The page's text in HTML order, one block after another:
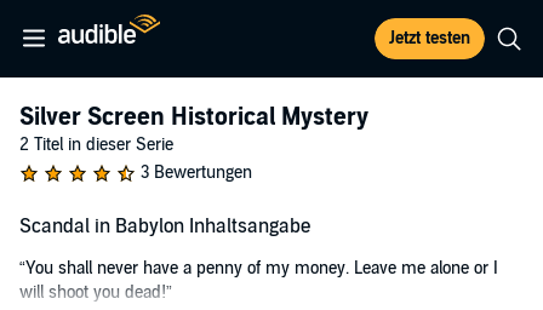
Jetzt testen
Silver Screen Historical Mystery
2 Titel in dieser Serie
3 Bewertungen
Scandal in Babylon Inhaltsangabe
“You shall never have a penny of my money. Leave me alone or I
will shoot you dead!”